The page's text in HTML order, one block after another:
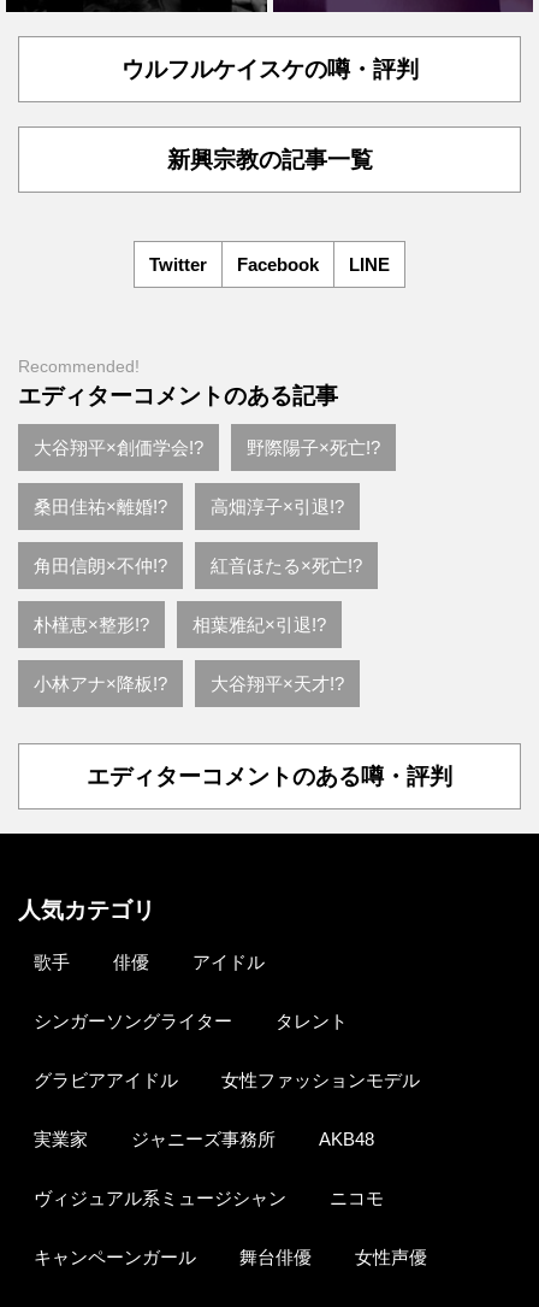
ウルフルケイスケの噂・評判
新興宗教の記事一覧
Twitter Facebook LINE
Recommended!
エディターコメントのある記事
大谷翔平×創価学会!? 野際陽子×死亡!?
桑田佳祐×離婚!? 高畑淳子×引退!?
角田信朗×不仲!? 紅音ほたる×死亡!?
朴槿恵×整形!? 相葉雅紀×引退!?
小林アナ×降板!? 大谷翔平×天才!?
エディターコメントのある噂・評判
人気カテゴリ
歌手 俳優 アイドル
シンガーソングライター タレント
グラビアアイドル 女性ファッションモデル
実業家 ジャニーズ事務所 AKB48
ヴィジュアル系ミュージシャン ニコモ
キャンペーンガール 舞台俳優 女性声優